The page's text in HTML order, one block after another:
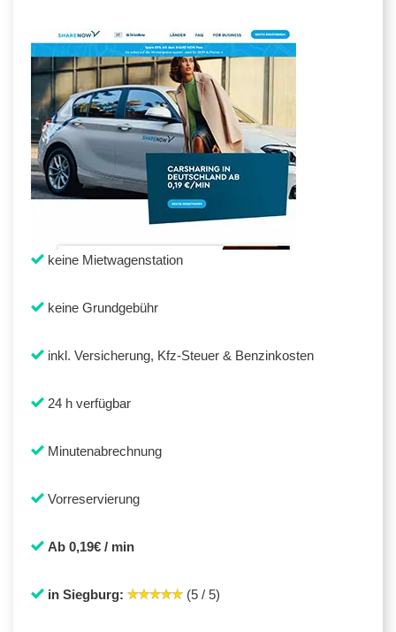
keine Mietwagenstation
keine Grundgebühr
inkl. Versicherung, Kfz-Steuer & Benzinkosten
24 h verfügbar
Minutenabrechnung
Vorreservierung
Ab 0,19€ / min
in Siegburg: (5 / 5)